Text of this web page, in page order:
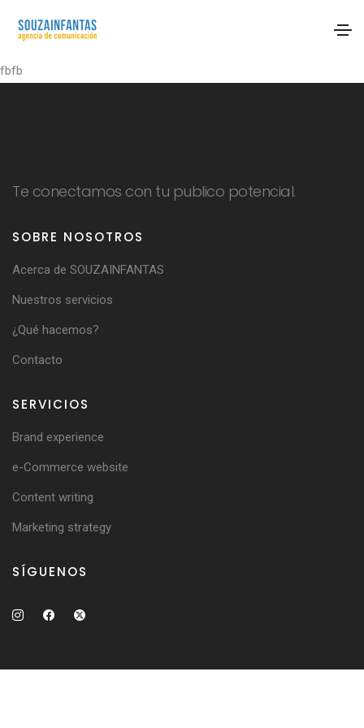
fbfb
Te conectamos con tu publico potencial.
SOBRE NOSOTROS
Acerca de SOUZAINFANTAS
Nuestros servicios
¿Qué hacemos?
Contacto
SERVICIOS
Brand experience
e-Commerce website
Content writing
Marketing strategy
SÍGUENOS